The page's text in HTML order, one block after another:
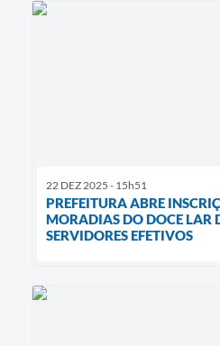
22 DEZ 2025 - 15h51
PREFEITURA ABRE
MORADIAS DO DOCE LAR
SERVIDORES EFETIVOS